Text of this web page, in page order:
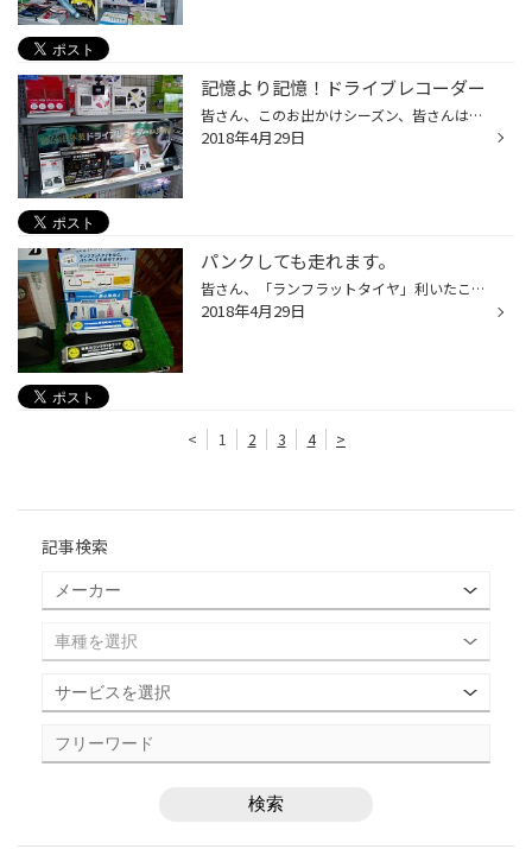
記憶より記憶！ドライブレコーダー
皆さん、このお出かけシーズン、皆さんはもう取り付けましたか？ いま、空前のブームです！！ もし何か事故に遭遇してしまったときに確実な証拠を残すことができます。 もちろんタイヤ館でも各種取り揃えて皆様のご来店をお待ちしています。
2018年4月29日
パンクしても走れます。
皆さん、「ランフラットタイヤ」利いたことありますか？ パンクしてもある一定距離安全に走行できるタイヤなんです。 不通はパンクすれば走れなくなってしまいますが、 このタイヤは安全に走行できて、交換場所までたどり着くことが出来ます。 時代は便利ななってきています。 気になる人はぜひ！相...
2018年4月29日
< 1 2 3 4 >
記事検索